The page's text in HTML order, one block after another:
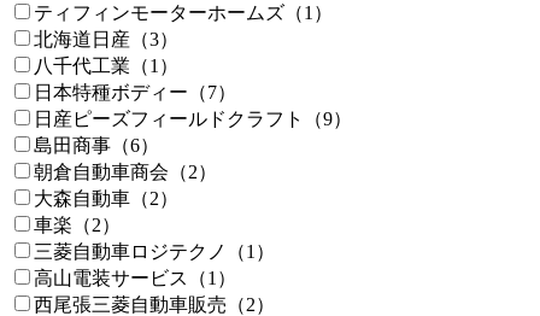
ティフィンモーターホームズ（1）
北海道日産（3）
八千代工業（1）
日本特種ボディー（7）
日産ピーズフィールドクラフト（9）
島田商事（6）
朝倉自動車商会（2）
大森自動車（2）
車楽（2）
三菱自動車ロジテクノ（1）
高山電装サービス（1）
西尾張三菱自動車販売（2）